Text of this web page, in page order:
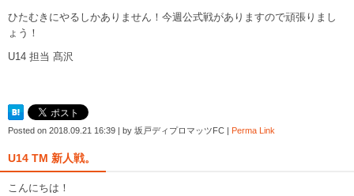
ひたむきにやるしかありません！今週公式戦がありますので頑張りまし
ょう！
U14 担当 髙沢
Posted on 2018.09.21 16:39 | by 坂戸ディプロマッツFC | Perma Link
U14 TM 新人戦。
こんにちは！